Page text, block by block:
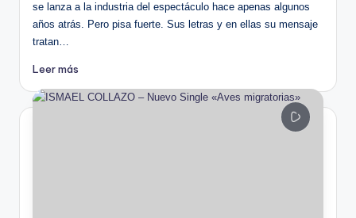
se lanza a la industria del espectáculo hace apenas algunos
años atrás. Pero pisa fuerte. Sus letras y en ellas su mensaje
tratan…
Leer más